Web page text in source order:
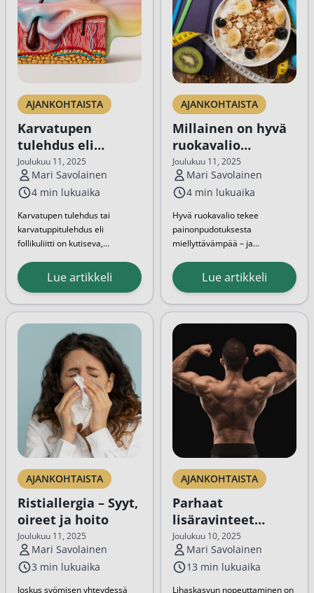
AJANKOHTAISTA
Karvatupen
tulehdus eli
follikuliitti
Joulukuu 11, 2025
Mari Savolainen
4 min lukuaika
Karvatupen tulehdus tai
karvatuppitulehdus eli
follikuliitti on kutiseva,
karvatupissa. Se saattaa
ilmaantua mihin tahansa
esimerkiksi partaan,
päänahkaan tai alapäähän.
Seuraavaksi kerromme
tarkemmin karvatuppien...
Lue artikkeli
AJANKOHTAISTA
Millainen on hyvä
ruokavalio
painonpudotukseen?
Joulukuu 11, 2025
Mari Savolainen
4 min lukuaika
Hyvä ruokavalio tekee
painonpudotuksesta
miellyttävämpää – ja
kiireissä. Liian tiukka ruokavalio
tai suuri energiavaje aiheuttaa
noudattaminen onnistuu vain
hetken aikaa. Paras tapa
pudottaa painoa...
Lue artikkeli
AJANKOHTAISTA
Ristiallergia – Syyt,
oireet ja hoito
Joulukuu 11, 2025
Mari Savolainen
3 min lukuaika
Joskus syömisen yhteydessä
AJANKOHTAISTA
Parhaat
lisäravinteet
lihaskasvuun
Joulukuu 10, 2025
Mari Savolainen
13 min lukuaika
Lihaskasvun nopeuttaminen on